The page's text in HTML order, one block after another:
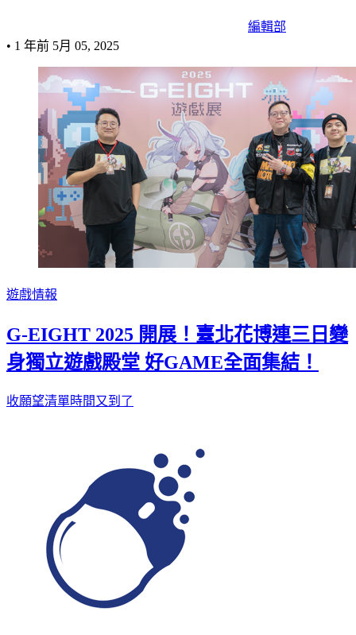
編輯部
• 1 年前 5月 05, 2025
遊戲情報
G-EIGHT 2025 開展！臺北花博連三日變
身獨立遊戲殿堂 好GAME全面集結！
收願望清單時間又到了